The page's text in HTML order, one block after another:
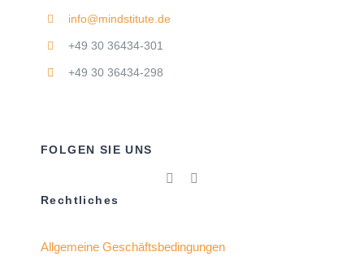
info@mindstitute.de
+49 30 36434-301
+49 30 36434-298
FOLGEN SIE UNS
Rechtliches
Allgemeine Geschäftsbedingungen